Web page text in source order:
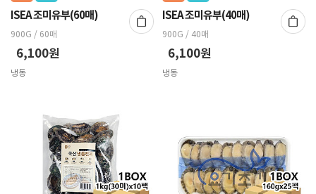
ISEA 조미유부(60매)
900G / 60매
6,100원
냉동
ISEA 조미유부(40매)
900G / 40매
6,100원
냉동